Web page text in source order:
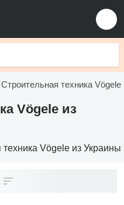
Строительная техника Vögele
Vögele из
техника Vögele из Украины